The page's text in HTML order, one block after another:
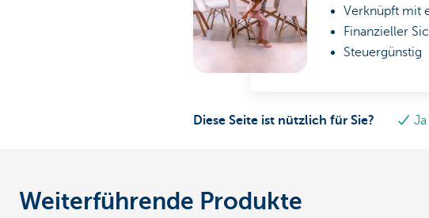
Verknüpft mit
Finanzieller
Steuergünstig
Diese Seite ist nützlich für Sie? Ja
Weiterführende Produkte